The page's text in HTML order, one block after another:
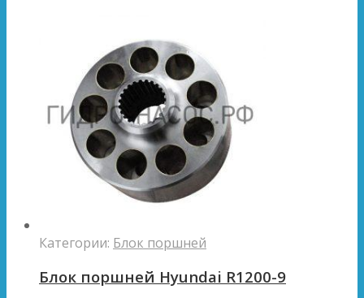
Категории: Блок поршней
Блок поршней Hyundai R1200-9